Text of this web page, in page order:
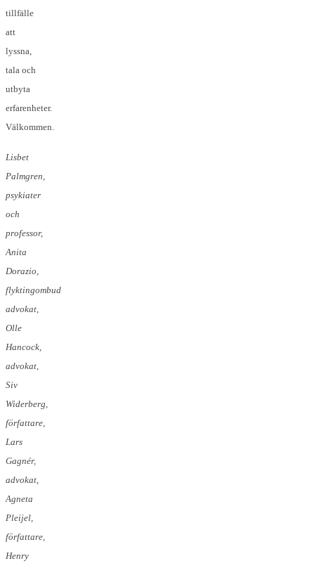
tillfälle
att
lyssna,
tala och
utbyta
erfarenheter.
Välkommen.
Lisbet
Palmgren,
psykiater
och
professor,
Anita
Dorazio,
flyktingombud
advokat,
Olle
Hancock,
advokat,
Siv
Widerberg,
författare,
Lars
Gagnér,
advokat,
Agneta
Pleijel,
författare,
Henry